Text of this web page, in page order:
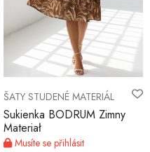
ŠATY STUDENÉ MATERIÁL
Sukienka BODRUM Zimny
Materiał
Musíte se přihlásit